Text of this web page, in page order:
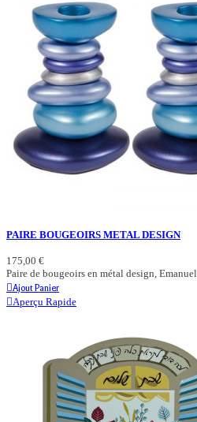
PAIRE BOUGEOIRS METAL DESIGN
175,00 €
Paire de bougeoirs en métal design, Emanuel.
Ajout Panier
Aperçu Rapide